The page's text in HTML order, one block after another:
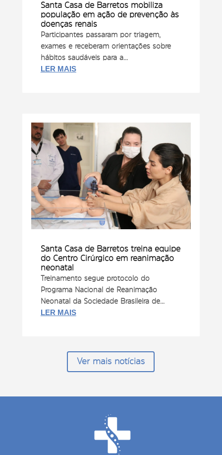
Santa Casa de Barretos mobiliza
população em ação de prevenção às
doenças renais
Participantes passaram por triagem,
exames e receberam orientações sobre
hábitos saudáveis para a...
LER MAIS
Santa Casa de Barretos treina equipe
do Centro Cirúrgico em reanimação
neonatal
Treinamento segue protocolo do
Programa Nacional de Reanimação
Neonatal da Sociedade Brasileira de...
LER MAIS
Ver mais notícias